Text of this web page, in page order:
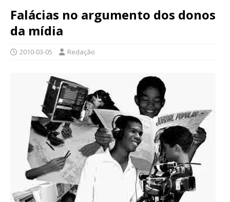
Falácias no argumento dos donos
da mídia
2010-03-05 Redação